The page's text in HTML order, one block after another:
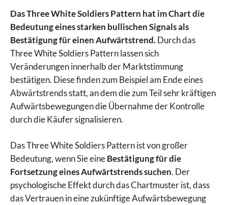
Das Three White Soldiers Pattern hat im Chart die
Bedeutung eines starken bullischen Signals als
Bestätigung für einen Aufwärtstrend.Durch das
Three White Soldiers Pattern lassen sich
Veränderungen innerhalb der Marktstimmung
bestätigen. Diese finden zum Beispiel am Ende eines
Abwärtstrends statt, an dem die zum Teil sehr kräftigen
Aufwärtsbewegungen die Übernahme der Kontrolle
durch die Käufer signalisieren.
Das Three White Soldiers Pattern ist von großer
Bedeutung, wenn Sie eineBestätigung für die
Fortsetzung eines Aufwärtstrends suchen. Der
psychologische Effekt durch das Chartmuster ist, dass
das Vertrauen in eine zukünftige Aufwärtsbewegung